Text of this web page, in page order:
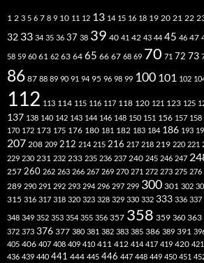
1 2 3 5 6 7 8 9 10 11 12 13 14 15 16 18 19 20 21 22
32 33 34 35 36 37 38 39 40 41 42 43 44 45 46 47
58 59 60 61 62 63 64 65 66 67 68 69 70 71 72 73
86 87 88 89 90 91 94 95 96 98 99 100 101 102
112 113 114 115 116 117 118 120 121 123 125
137 138 140 142 143 144 146 148 150 151 156 157 158
170 172 173 175 176 180 181 182 183 184 186 193
207 208 209 212 214 215 216 217 218 219 220 221
229 230 231 232 233 235 236 237 240 245 246 247
257 260 262 263 266 267 269 270 271 272 273 275 276
289 290 291 292 293 294 296 297 299 300 301 302
315 316 317 318 320 323 328 329 330 332 333 336 337
348 349 352 353 354 355 356 357 358 359 360 363
372 373 376 377 380 381 382 383 385 386 389 391
405 406 407 408 409 410 411 412 414 417 419 420 421
436 439 440 441 444 445 446 447 448 449 450 451